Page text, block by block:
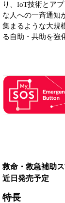
り、IoT技術とア
な人への一斉通知
集まるような大規
る自助・共助を強
救命・救急補助
近日発売予定
特長